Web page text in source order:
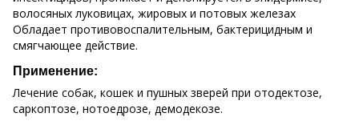
волосяных луковицах, жировых и потовых железах
Обладает противовоспалительным, бактерицидным и
смягчающее действие.
Применение:
Лечение собак, кошек и пушных зверей при отодектозе,
саркоптозе, нотоедрозе, демодекозе.